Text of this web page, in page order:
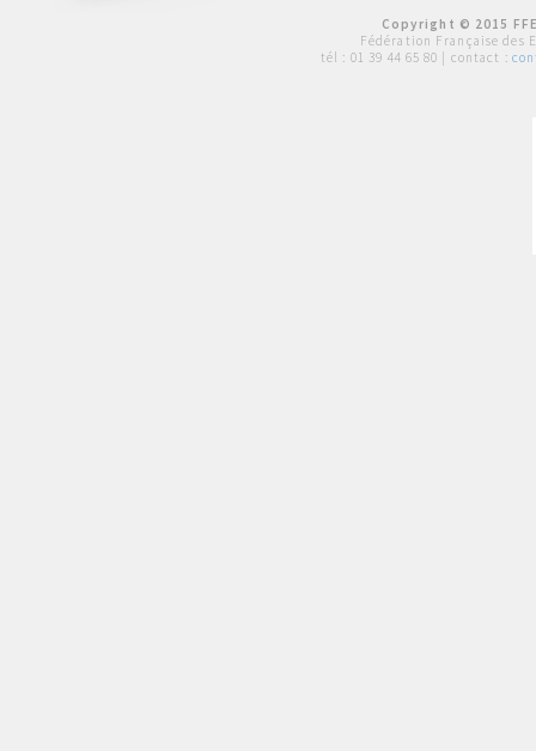
Copyright © 2015
Fédération Française des
tél : 01 39 44 65 80 | contact :